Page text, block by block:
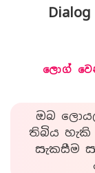
ලොග්
ඔබ
තිබිය හැකි
සැකසීම